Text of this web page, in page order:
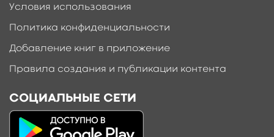
Условия использования
Политика конфиденциальности
Добавление книг в приложение
Правила создания и публикации контента
СОЦИАЛЬНЫЕ СЕТИ